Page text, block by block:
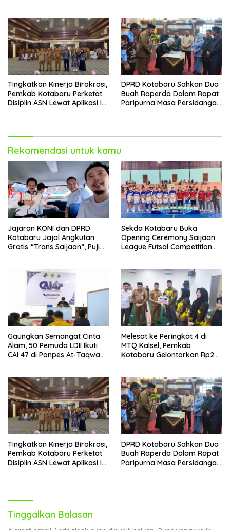
Tingkatkan Kinerja Birokrasi,
Pemkab Kotabaru Perketat
Disiplin ASN Lewat Aplikasi I-
DPRD Kotabaru Sahkan Dua
Buah Raperda Dalam Rapat
Paripurna Masa Persidangan
Rekomendasi untuk kamu
Jajaran KONI dan DPRD
Kotabaru Jajal Angkutan
Gratis “Trans Saijaan”, Puji
Sekda Kotabaru Buka
Opening Ceremony Saijaan
League Futsal Competition
Gaungkan Semangat Cinta
Alam, 50 Pemuda LDII Ikuti
CAI 47 di Ponpes At-Taqwa
Melesat ke Peringkat 4 di
MTQ Kalsel, Pemkab
Kotabaru Gelontorkan Rp265
Tingkatkan Kinerja Birokrasi,
Pemkab Kotabaru Perketat
Disiplin ASN Lewat Aplikasi I-
DPRD Kotabaru Sahkan Dua
Buah Raperda Dalam Rapat
Paripurna Masa Persidangan
Tinggalkan Balasan